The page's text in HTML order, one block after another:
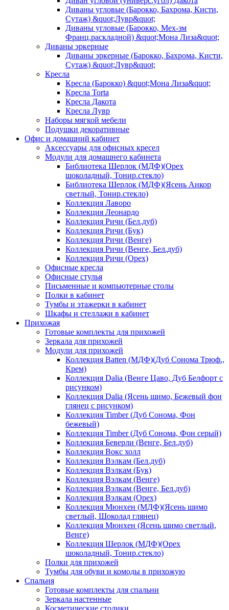
Диваны угловые (Барокко, Бахрома, Кисти,
Сутаж) &quot;Лувр&quot;
Диваны угловые (Барокко, Мех-зм
Франц.раскладной) &quot;Мона Лиза&quot;
Диваны эркерные
Диваны эркерные (Барокко, Бахрома, Кисти,
Сутаж) &quot;Лувр&quot;
Кресла
Кресла (Барокко) &quot;Мона Лиза&quot;
Кресла Torta
Кресла Дакота
Кресла Лувр
Наборы мягкой мебели
Подушки декоративные
Офис и домашний кабинет
Аксессуары для офисных кресел
Модули для домашнего кабинета
Библиотека Шерлок (МДФ)(Орех
шоколадный, Тонир.стекло)
Библиотека Шерлок (МДФ)(Ясень Анкор
светлый, Тонир.стекло)
Коллекция Лаворо
Коллекция Леонардо
Коллекция Ричи (Бел.дуб)
Коллекция Ричи (Бук)
Коллекция Ричи (Венге)
Коллекция Ричи (Венге, Бел.дуб)
Коллекция Ричи (Орех)
Офисные кресла
Офисные стулья
Письменные и компьютерные столы
Полки в кабинет
Тумбы и этажерки в кабинет
Шкафы и стеллажи в кабинет
Прихожая
Готовые комплекты для прихожей
Зеркала для прихожей
Модули для прихожей
Коллекция Batten (МДФ)(Дуб Сонома Трюф.,
Крем)
Коллекция Dalia (Венге Цаво, Дуб Белфорт с
рисунком)
Коллекция Dalia (Ясень шимо, Бежевый фон
глянец с рисунком)
Коллекция Timber (Дуб Сонома, Фон
бежевый)
Коллекция Timber (Дуб Сонома, Фон серый)
Коллекция Беверли (Венге, Бел.дуб)
Коллекция Вокс холл
Коллекция Вэлкам (Бел.дуб)
Коллекция Вэлкам (Бук)
Коллекция Вэлкам (Венге)
Коллекция Вэлкам (Венге, Бел.дуб)
Коллекция Вэлкам (Орех)
Коллекция Мюнхен (МДФ)(Ясень шимо
светлый, Шоколад глянец)
Коллекция Мюнхен (Ясень шимо светлый,
Венге)
Коллекция Шерлок (МДФ)(Орех
шоколадный, Тонир.стекло)
Полки для прихожей
Тумбы для обуви и комоды в прихожую
Спальня
Готовые комплекты для спальни
Зеркала настенные
Косметические столики